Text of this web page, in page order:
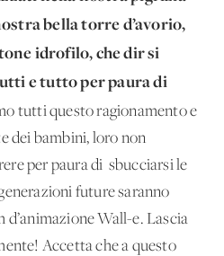
bella torre d’avorio,
idrofilo, che dir si
e tutto per paura di
tutti questo ragionamento e
dei bambini, loro non
per paura di sbucciarsi le
future saranno
d’animazione Wall-e. Lascia
Accetta che a questo